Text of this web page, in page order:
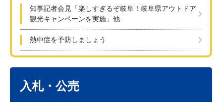
知事記者会見「楽しすぎるぞ岐阜！岐阜県アウトドア
観光キャンペーンを実施」他
熱中症を予防しましょう
入札・公売